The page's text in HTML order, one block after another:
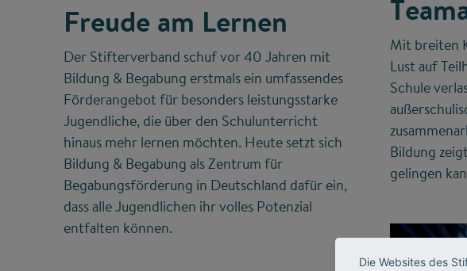
Freude am Lernen
Der Stifterverband schuf vor 40 Jahren mit
Bildung & Begabung erstmals ein umfassendes
Förderangebot für besonders leistungsstarke
Jugendliche, die über den Schulunterricht
hinaus mehr lernen möchten. Heute setzt sich
Bildung & Begabung als Zentrum für
Begabungsförderung in Deutschland dafür ein,
dass alle Jugendlichen ihr volles Potenzial
entfalten können.
Mit breiten
Lust auf
Schule
Bildung
gelingen
Die Websites des